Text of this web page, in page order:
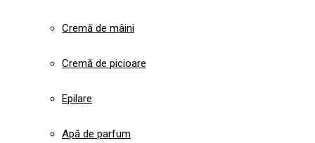
Cremă de mâini
Cremă de picioare
Epilare
Apă de parfum